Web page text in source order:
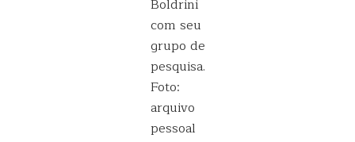
Boldrini
com seu
grupo de
pesquisa.
Foto:
arquivo
pessoal